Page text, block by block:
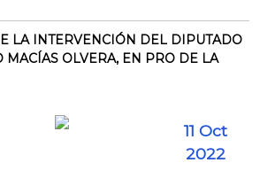
LA INTERVENCIÓN DEL DIPUTADO
MACÍAS OLVERA, EN PRO DE LA
11 Oct
2022